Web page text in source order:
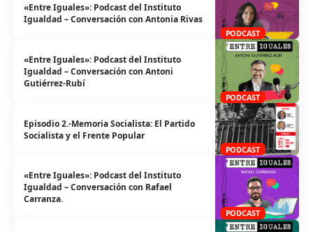
PODCAST
«Entre Iguales»: Podcast del Instituto
Igualdad – Conversación con Antonia Rivas
PODCAST
«Entre Iguales»: Podcast del Instituto
Igualdad – Conversación con Antoni
Gutiérrez-Rubí
PODCAST
Episodio 2.-Memoria Socialista: El Partido
Socialista y el Frente Popular
PODCAST
«Entre Iguales»: Podcast del Instituto
Igualdad – Conversación con Rafael
Carranza.